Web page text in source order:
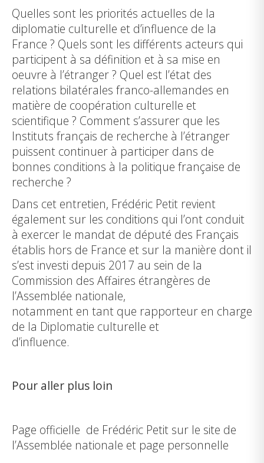
Quelles sont les priorités actuelles de la
diplomatie culturelle et d’influence de la
France ? Quels sont les différents acteurs qui
participent à sa définition et à sa mise en
oeuvre à l’étranger ? Quel est l’état des
relations bilatérales franco-allemandes en
matière de coopération culturelle et
scientifique ? Comment s’assurer que les
Instituts français de recherche à l’étranger
puissent continuer à participer dans de
bonnes conditions à la politique française de
recherche ?
Dans cet entretien, Frédéric Petit revient
également sur les conditions qui l’ont conduit
à exercer le mandat de député des Français
établis hors de France et sur la manière dont il
s’est investi depuis 2017 au sein de la
Commission des Affaires étrangères de
l’Assemblée nationale,
notamment en tant que rapporteur en charge
de la Diplomatie culturelle et
d’influence.
Pour aller plus loin
Page officielle de Frédéric Petit sur le site de
l’Assemblée nationale et page personnelle